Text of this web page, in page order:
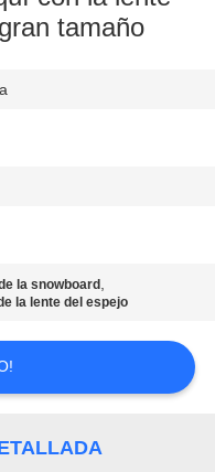
tamaño
la snowboard ,
la lente del espejo